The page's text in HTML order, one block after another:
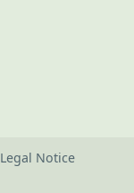
Legal Notice